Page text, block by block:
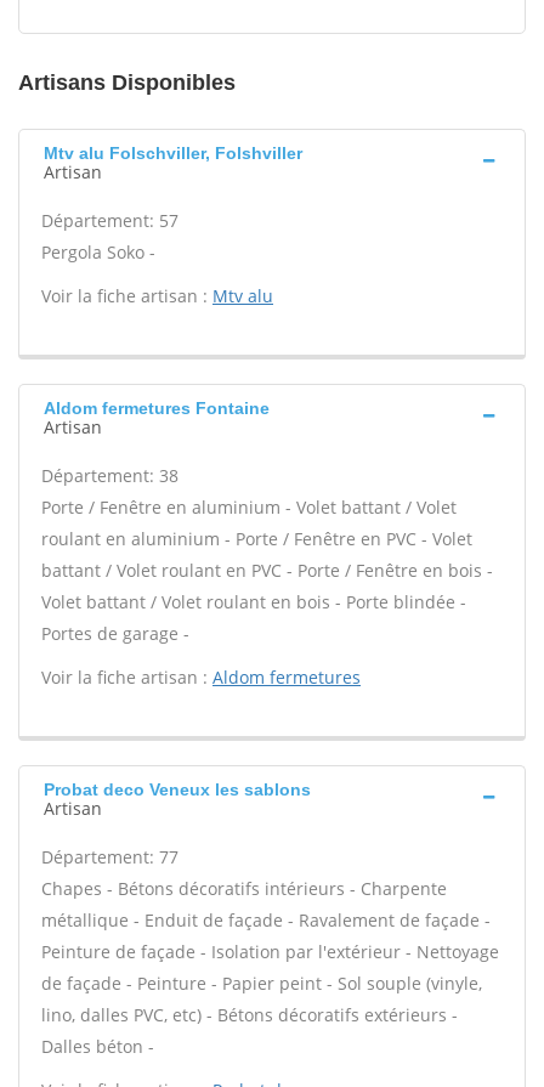
Artisans Disponibles
Mtv alu Folschviller, Folshviller
Artisan
Département: 57
Pergola Soko -
Voir la fiche artisan : Mtv alu
Aldom fermetures Fontaine
Artisan
Département: 38
Porte / Fenêtre en aluminium - Volet battant / Volet
roulant en aluminium - Porte / Fenêtre en PVC - Volet
battant / Volet roulant en PVC - Porte / Fenêtre en bois -
Volet battant / Volet roulant en bois - Porte blindée -
Portes de garage -
Voir la fiche artisan : Aldom fermetures
Probat deco Veneux les sablons
Artisan
Département: 77
Chapes - Bétons décoratifs intérieurs - Charpente
métallique - Enduit de façade - Ravalement de façade -
Peinture de façade - Isolation par l'extérieur - Nettoyage
de façade - Peinture - Papier peint - Sol souple (vinyle,
lino, dalles PVC, etc) - Bétons décoratifs extérieurs -
Dalles béton -